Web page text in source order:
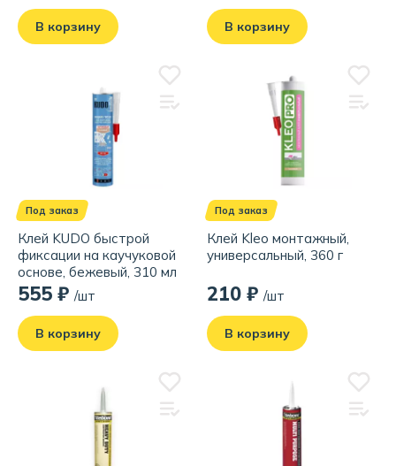
В корзину В корзину
Под заказ
Клей KUDO быстрой
фиксации на каучуковой
основе, бежевый, 310 мл
555 ₽ /шт
В корзину
Под заказ
Клей Kleo монтажный,
универсальный, 360 г
210 ₽ /шт
В корзину